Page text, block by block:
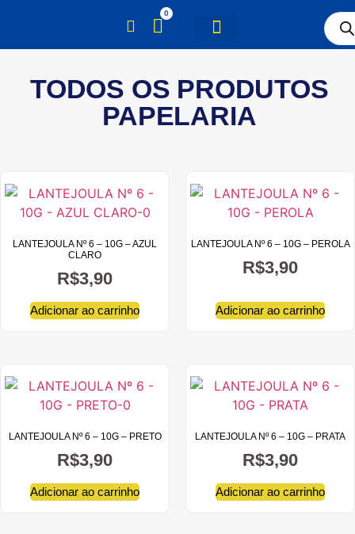
0
TODOS OS PRODUTOS
PAPELARIA
LANTEJOULA Nº 6 – 10G – AZUL
CLARO
R$3,90
Adicionar ao carrinho
LANTEJOULA Nº 6 – 10G – PEROLA
R$3,90
Adicionar ao carrinho
LANTEJOULA Nº 6 – 10G – PRETO
R$3,90
Adicionar ao carrinho
LANTEJOULA Nº 6 – 10G – PRATA
R$3,90
Adicionar ao carrinho